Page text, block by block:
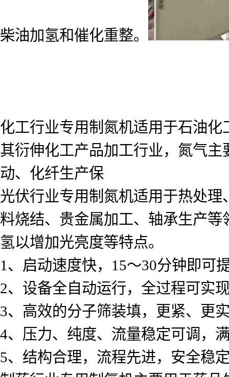
柴油加氢和催化重整。
化工行业专用制氮机适用于石油
其衍伸化工产品加工行业，氮气
动、化纤生产保
光伏行业专用制氮机适用于热处
料烧结、贵金属加工、轴承生产
氢以增加光亮度等特点。
1、启动速度快，15～30分钟即可
2、设备全自动运行，全过程可实
3、高效的分子筛装填，更紧、更
4、压力、纯度、流量稳定可调，
5、结构合理，流程先进，安全稳